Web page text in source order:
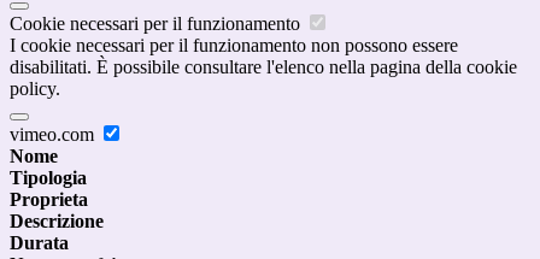
Cookie necessari per il funzionamento
I cookie necessari per il funzionamento non possono essere
disabilitati. È possibile consultare l'elenco nella pagina della cookie
policy.
vimeo.com
Nome
Tipologia
Proprieta
Descrizione
Durata